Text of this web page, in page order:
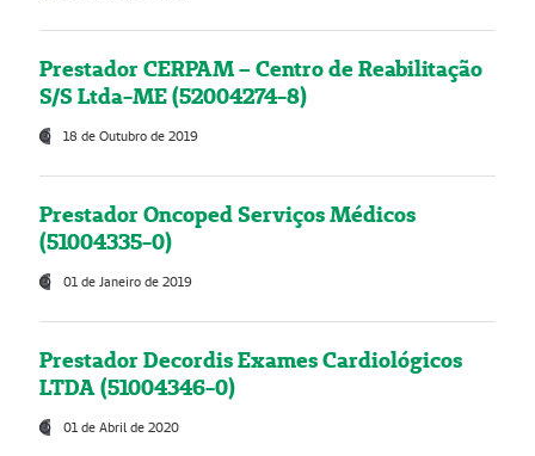
Prestador CERPAM – Centro de Reabilitação
S/S Ltda-ME (52004274-8)
18 de Outubro de 2019
Prestador Oncoped Serviços Médicos
(51004335-0)
01 de Janeiro de 2019
Prestador Decordis Exames Cardiológicos
LTDA (51004346-0)
01 de Abril de 2020